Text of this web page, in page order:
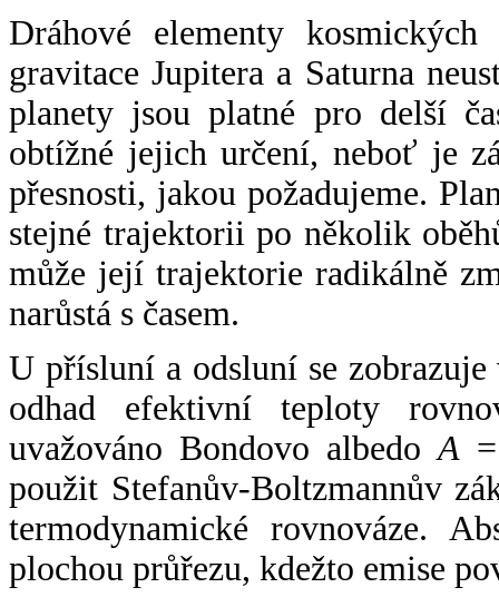
Dráhové elementy
gravitace Jupitera a Saturna
planety jsou platné pro delší
obtížné jejich určení, neboť je
přesnosti, jakou požadujeme.
stejné trajektorii po několik
může její trajektorie radikálně
narůstá s časem.
U přísluní a odsluní se
odhad efektivní teploty
uvažováno Bondovo albedoA
použit Stefanův-Boltzmannův
termodynamické rovnováze.
plochou průřezu, kdežto emise